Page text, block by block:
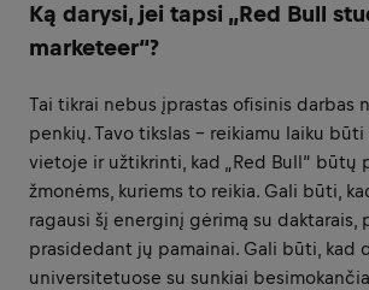
Ką darysi, jei tapsi „Red Bull
marketeer“?
Tai tikrai nebus įprastas ofisinis darbas
penkių. Tavo tikslas – reikiamu laiku
vietoje ir užtikrinti, kad „Red Bull“ būtų
žmonėms, kuriems to reikia. Gali būti,
ragausi šį energinį gėrimą su daktarais,
prasidedant jų pamainai. Gali būti, kad
universitetuose su sunkiai